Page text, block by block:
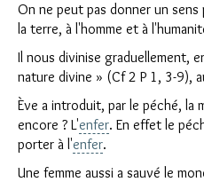
On ne peut pas donner un
la terre, à l'homme et à
Il nous divinise graduellement,
nature divine » (Cf 2 P 1, 3-9),
Ève a introduit, par le péché, la
encore ? L'enfer. En effet le
porter à l'enfer.
Une femme aussi a sauvé le